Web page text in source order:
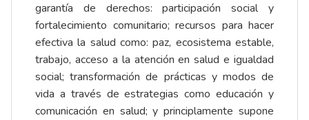
garantía de derechos: participación social y
fortalecimiento comunitario; recursos para hacer
efectiva la salud como: paz, ecosistema estable,
trabajo, acceso a la atención en salud e igualdad
social; transformación de prácticas y modos de
vida a través de estrategias como educación y
comunicación en salud; y principlamente supone